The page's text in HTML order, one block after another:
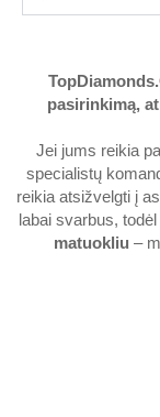
pasirinkimą,
Jei jums reikia
specialistų
reikia atsižvelgti į
labai svarbus,
matuokliu –